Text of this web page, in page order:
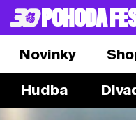
POHODA
Novinky
Hudba